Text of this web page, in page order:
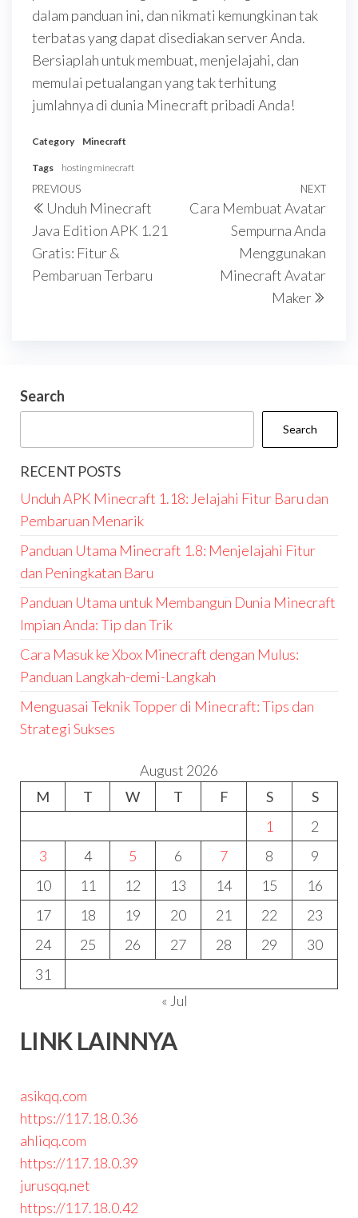
dalam panduan ini, dan nikmati kemungkinan tak
terbatas yang dapat disediakan server Anda.
Bersiaplah untuk membuat, menjelajahi, dan
memulai petualangan yang tak terhitung
jumlahnya di dunia Minecraft pribadi Anda!
Category Minecraft
Tags hosting minecraft
Post
navigation
Previous
Post
PREVIOUS
Unduh Minecraft
Java Edition APK 1.21
Gratis: Fitur &
Pembaruan Terbaru
Next
NEXT
Cara Membuat Avatar
Sempurna Anda
Menggunakan
Minecraft Avatar
Maker
Search
Search
RECENT POSTS
Unduh APK Minecraft 1.18: Jelajahi Fitur Baru dan
Pembaruan Menarik
Panduan Utama Minecraft 1.8: Menjelajahi Fitur
dan Peningkatan Baru
Panduan Utama untuk Membangun Dunia Minecraft
Impian Anda: Tip dan Trik
Cara Masuk ke Xbox Minecraft dengan Mulus:
Panduan Langkah-demi-Langkah
Menguasai Teknik Topper di Minecraft: Tips dan
Strategi Sukses
August 2026
M
T W T F S
S
1
2
3
4 5 6 7 8
9
10
11 12 13 14 15
16
17
18 19 20 21 22
23
24
25 26 27 28 29
30
31
« Jul
LINK LAINNYA
asikqq.com
https://117.18.0.36
ahliqq.com
https://117.18.0.39
jurusqq.net
https://117.18.0.42